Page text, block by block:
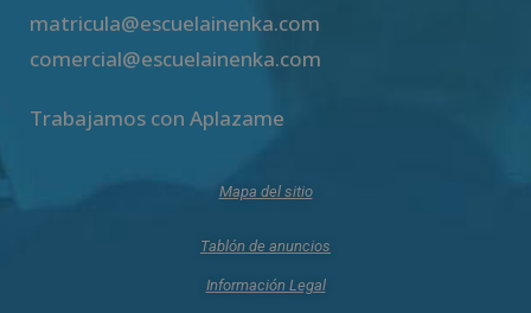
matricula@escuelainenka.com
comercial@escuelainenka.com
Trabajamos con Aplazame
Mapa del sitio
Tablón de anuncios
Información Legal